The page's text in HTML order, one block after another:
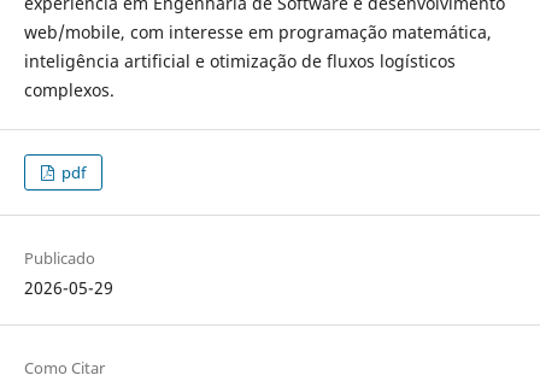
web/mobile, com interesse em programação matemática,
inteligência artificial e otimização de fluxos logísticos
complexos.
pdf
Publicado
2026-05-29
Como Citar